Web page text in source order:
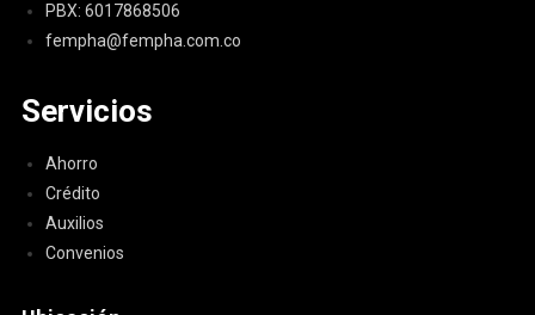
PBX: 6017868506
fempha@fempha.com.co
Servicios
Ahorro
Crédito
Auxilios
Convenios